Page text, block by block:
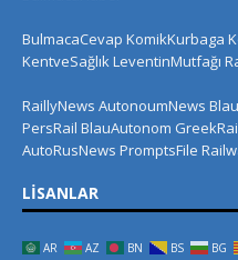
BulmacaCevap KomikKurbaga
KentveSağlıkLeventinMutfağı
RaillyNews AutonoumNews
PersRail BlauAutonom
AutoRusNews PromptsFile
LISANLAR
AR AZ BN BS BG